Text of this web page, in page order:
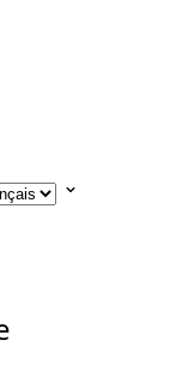
la langue